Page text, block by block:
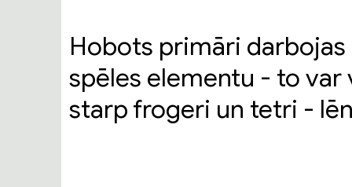
Hobots primāri
spēles elementu - to var
starp frogeri un tetri -